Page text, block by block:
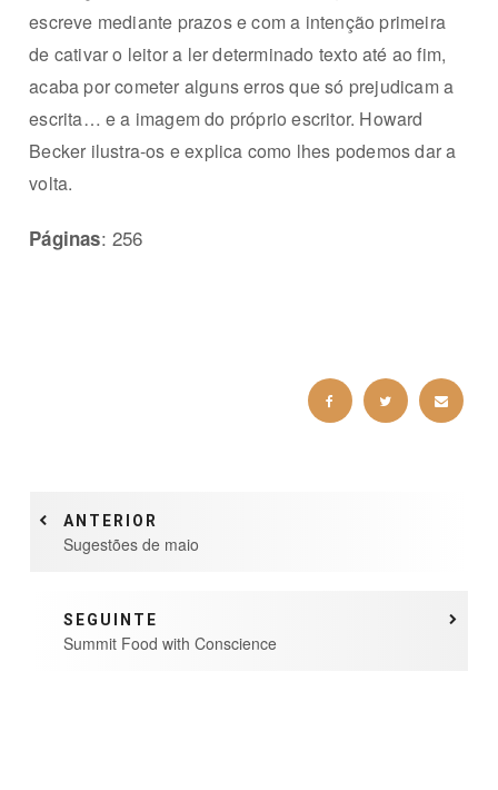
escreve mediante prazos e com a intenção primeira
de cativar o leitor a ler determinado texto até ao fim,
acaba por cometer alguns erros que só prejudicam a
escrita… e a imagem do próprio escritor. Howard
Becker ilustra-os e explica como lhes podemos dar a
volta.
Páginas: 256
ANTERIOR
Sugestões de maio
SEGUINTE
Summit Food with Conscience